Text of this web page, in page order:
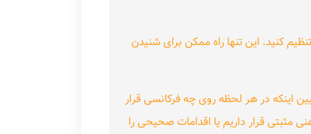
کنید. این تنها راه ممکن برای شنیدن
اینکه در هر لحظه روی چه فرکانسی قرار
مثبتی قرار داریم یا اقدامات صحیحی را